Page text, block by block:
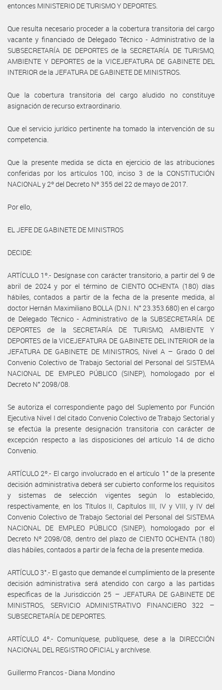
entonces MINISTERIO DE TURISMO Y DEPORTES.
Que resulta necesario proceder a la cobertura transitoria del cargo
vacante y financiado de Delegado Técnico - Administrativo de la
SUBSECRETARÍA DE DEPORTES de la SECRETARÍA DE TURISMO,
AMBIENTE Y DEPORTES de la VICEJEFATURA DE GABINETE DEL
INTERIOR de la JEFATURA DE GABINETE DE MINISTROS.
Que la cobertura transitoria del cargo aludido no constituye
asignación de recurso extraordinario.
Que el servicio jurídico pertinente ha tomado la intervención de su
competencia.
Que la presente medida se dicta en ejercicio de las atribuciones
conferidas por los artículos 100, inciso 3 de la CONSTITUCIÓN
NACIONAL y 2º del Decreto Nº 355 del 22 de mayo de 2017.
Por ello,
EL JEFE DE GABINETE DE MINISTROS
DECIDE:
ARTÍCULO 1º.- Desígnase con carácter transitorio, a partir del 9 de
abril de 2024 y por el término de CIENTO OCHENTA (180) días
hábiles, contados a partir de la fecha de la presente medida, al
doctor Hernán Maximiliano BOLLA (D.N.I. N° 23.353.680) en el cargo
de Delegado Técnico - Administrativo de la SUBSECRETARÍA DE
DEPORTES de la SECRETARÍA DE TURISMO, AMBIENTE Y
DEPORTES de la VICEJEFATURA DE GABINETE DEL INTERIOR de la
JEFATURA DE GABINETE DE MINISTROS, Nivel A – Grado 0 del
Convenio Colectivo de Trabajo Sectorial del Personal del SISTEMA
NACIONAL DE EMPLEO PÚBLICO (SINEP), homologado por el
Decreto N° 2098/08.
Se autoriza el correspondiente pago del Suplemento por Función
Ejecutiva Nivel I del citado Convenio Colectivo de Trabajo Sectorial y
se efectúa la presente designación transitoria con carácter de
excepción respecto a las disposiciones del artículo 14 de dicho
Convenio.
ARTÍCULO 2º.- El cargo involucrado en el artículo 1° de la presente
decisión administrativa deberá ser cubierto conforme los requisitos
y sistemas de selección vigentes según lo establecido,
respectivamente, en los Títulos II, Capítulos III, IV y VIII, y IV del
Convenio Colectivo de Trabajo Sectorial del Personal del SISTEMA
NACIONAL DE EMPLEO PÚBLICO (SINEP), homologado por el
Decreto Nº 2098/08, dentro del plazo de CIENTO OCHENTA (180)
días hábiles, contados a partir de la fecha de la presente medida.
ARTÍCULO 3°.- El gasto que demande el cumplimiento de la presente
decisión administrativa será atendido con cargo a las partidas
específicas de la Jurisdicción 25 – JEFATURA DE GABINETE DE
MINISTROS, SERVICIO ADMINISTRATIVO FINANCIERO 322 –
SUBSECRETARÍA DE DEPORTES.
ARTÍCULO 4º.- Comuníquese, publíquese, dese a la DIRECCIÓN
NACIONAL DEL REGISTRO OFICIAL y archívese.
Guillermo Francos - Diana Mondino